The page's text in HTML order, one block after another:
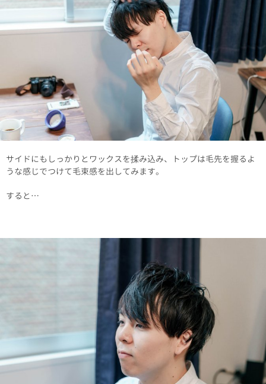
サイドにもしっかりとワックスを揉み込み、トップは毛先を握るよ
うな感じでつけて毛束感を出してみます。
すると…